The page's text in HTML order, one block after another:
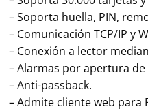
– Soporta huella, PIN,
– Comunicación TCP/IP y
– Conexión a lector
– Alarmas por apertura
– Anti-passback.
– Admite cliente web para